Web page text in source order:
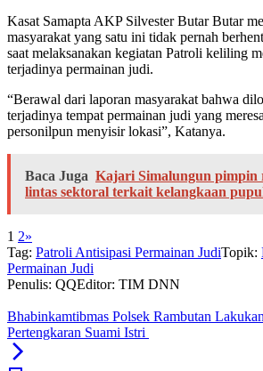
Kasat Samapta AKP Silvester Butar Butar
masyarakat yang satu ini tidak pernah
saat melaksanakan kegiatan Patroli keliling
terjadinya permainan judi.
“Berawal dari laporan masyarakat bahwa
terjadinya tempat permainan judi yang
personilpun menyisir lokasi”, Katanya.
Baca Juga Kajari Simalungun pimpin
lintas sektoral terkait kelangkaan
1 2»
Tag: Patroli Antisipasi Permainan JudiTopik:
Permainan Judi
Penulis: QQEditor: TIM DNN
Bhabinkamtibmas Polsek Rambutan
Pertengkaran Suami Istri